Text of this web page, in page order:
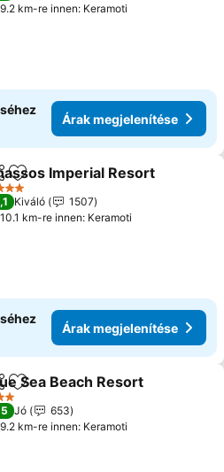
9.2 km-re innen: Keramoti
Árak megjelenítése
Hozzáadás a kedvencekhez
Imperial Resort
Kiváló
1507
10.1 km-re innen: Keramoti
Árak megjelenítése
Hozzáadás a kedvencekhez
Sea Beach Resort
Jó
653
9.2 km-re innen: Keramoti